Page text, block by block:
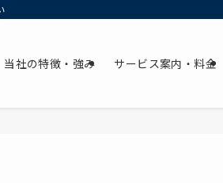
当社の特徴・強み サービス案内・料金